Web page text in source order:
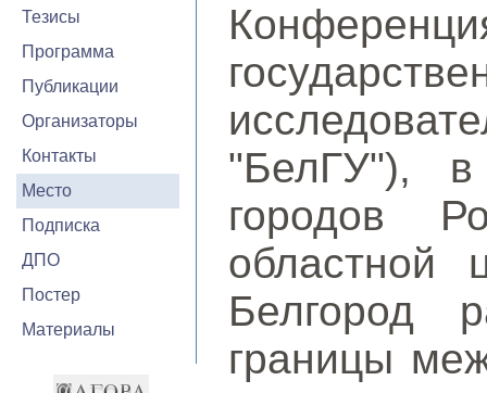
Тезисы
Программа
Публикации
Организаторы
Контакты
Место
Подписка
ДПО
Постер
Материалы
"БелГУ"),
городов
областной
Белгород
границы